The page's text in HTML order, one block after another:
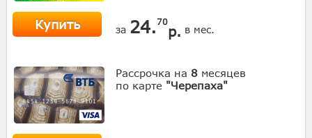
Купить за 24. 70
р. в мес.
Рассрочка на 8 месяцев
по карте "Черепаха"